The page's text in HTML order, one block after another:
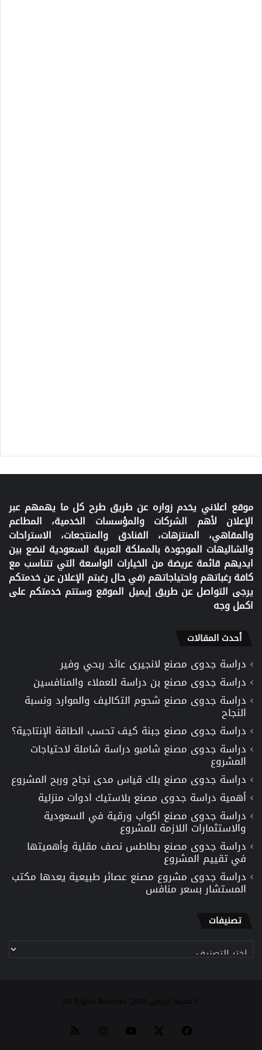
موقع اعلاني يخدم زواره عن طريق طرح كل ما يهمهم عبر
الإعلان لأهم الشركات والمؤسسات الخدمية، المطاعم
والمقاهي، المنتزهات، الفنادق والمنتجعات، الاستراحات
والشاليهات الموجودة بالمملكة العربية السعودية لنضع بين
ايديهم قائمة عريضة من الخيارات الواسعة التي تتناسب مع
كافة رغباتهم واحتياجاتهم (في حال رغبتم الإعلان عن خدمتكم
يرجى التواصل عن طريق إيميل الموقع وستتم خدمتكم على
اكمل وجه
أحدث المقالات
دراسة جدوى مصنع لانجيرى عائد ربحي وفير
دراسة جدوى مصنع بن دراسة للعملاء والمنافسين
دراسة جدوى مصنع شحوم التكاليف والموارد ونسبة
النجاح
دراسة جدوى مصنع جبنة كيف تحسب الطاقة الإنتاجية؟
دراسة جدوى مصنع شامبو دراسة شاملة لاحتياجات
المشروع
دراسة جدوى مصنع بلك قياس مدى نجاح وربح المشروع
أهمية دراسة جدوى مصنع بلاستيك ادوات منزلية
دراسة جدوى مصنع اكواب ورقية في السعودية
والاستثمارات اللازمة للمشروع
دراسة جدوى مصنع بطاطس نصف مقلية وأهميتها
في تقييم المشروع
دراسة جدوى مشروع مصنع عصائر طبيعية يعدها مكتب
المستشار بسعر منافس
تصنيفات
تصنيفات
© مدينة الرياض 2026, All Rights Reserved
فيسبوك ‫YouTube انستقرام